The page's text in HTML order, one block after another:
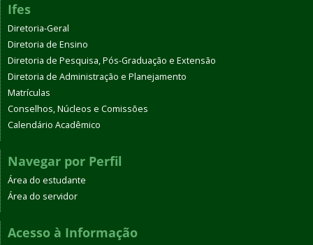
Ifes
Diretoria-Geral
Diretoria de Ensino
Diretoria de Pesquisa, Pós-Graduação e Extensão
Diretoria de Administração e Planejamento
Matrículas
Conselhos, Núcleos e Comissões
Calendário Acadêmico
Navegar por Perfil
Área do estudante
Área do servidor
Acesso à Informação